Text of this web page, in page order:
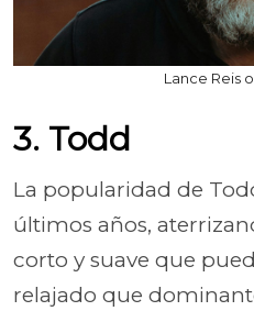
Lance Reis
3. Todd
La popularidad de
últimos años,
corto y suave que
relajado que